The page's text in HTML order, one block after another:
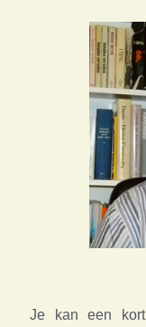
Je kan een